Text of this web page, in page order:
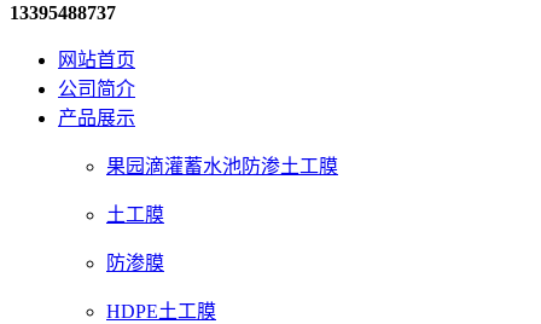
13395488737
网站首页
公司简介
产品展示
果园滴灌蓄水池防渗土工膜
土工膜
防渗膜
HDPE土工膜